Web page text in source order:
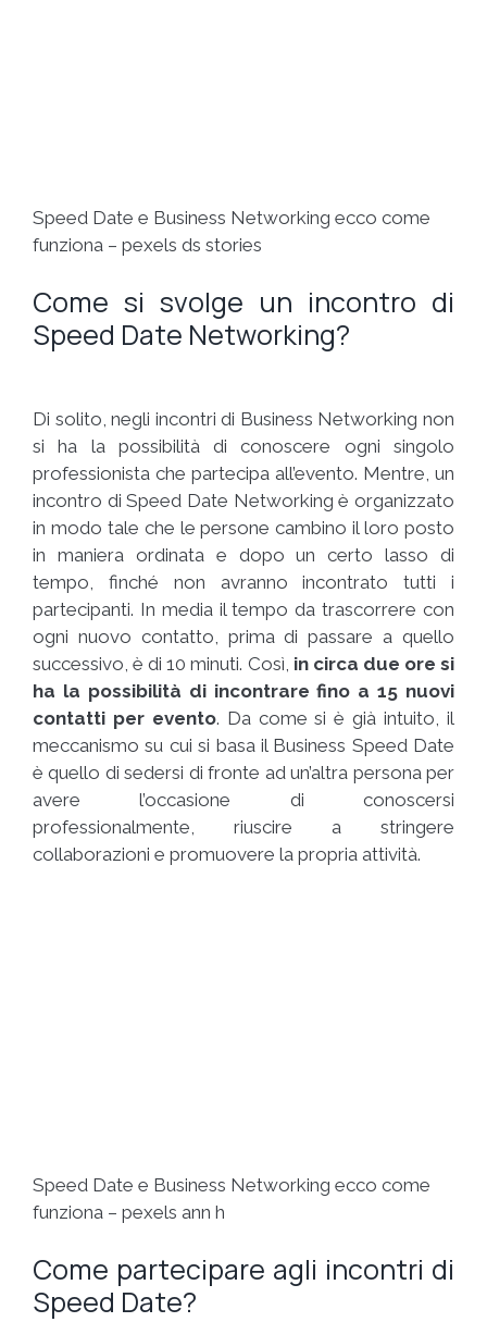
Speed Date e Business Networking ecco come
funziona – pexels ds stories
Come si svolge un incontro di
Speed Date Networking?
Di solito, negli incontri di Business Networking non
si ha la possibilità di conoscere ogni singolo
professionista che partecipa all’evento. Mentre, un
incontro di Speed Date Networking è organizzato
in modo tale che le persone cambino il loro posto
in maniera ordinata e dopo un certo lasso di
tempo, finché non avranno incontrato tutti i
partecipanti. In media il tempo da trascorrere con
ogni nuovo contatto, prima di passare a quello
successivo, è di 10 minuti. Così, in circa due ore si
ha la possibilità di incontrare fino a 15 nuovi
contatti per evento. Da come si è già intuito, il
meccanismo su cui si basa il Business Speed Date
è quello di sedersi di fronte ad un’altra persona per
avere l’occasione di conoscersi
professionalmente, riuscire a stringere
collaborazioni e promuovere la propria attività.
Speed Date e Business Networking ecco come
funziona – pexels ann h
Come partecipare agli incontri di
Speed Date?